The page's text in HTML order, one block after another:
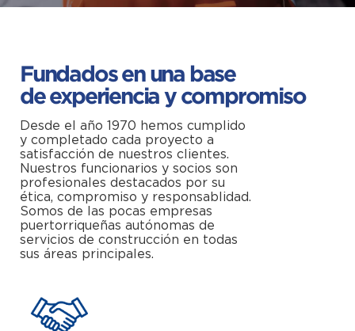
Fundados en una base
de experiencia y compromiso
Desde el año 1970 hemos cumplido
y completado cada proyecto a
satisfacción de nuestros clientes.
Nuestros funcionarios y socios son
profesionales destacados por su
ética, compromiso y responsablidad.
Somos de las pocas empresas
puertorriqueñas autónomas de
servicios de construcción en todas
sus áreas principales.